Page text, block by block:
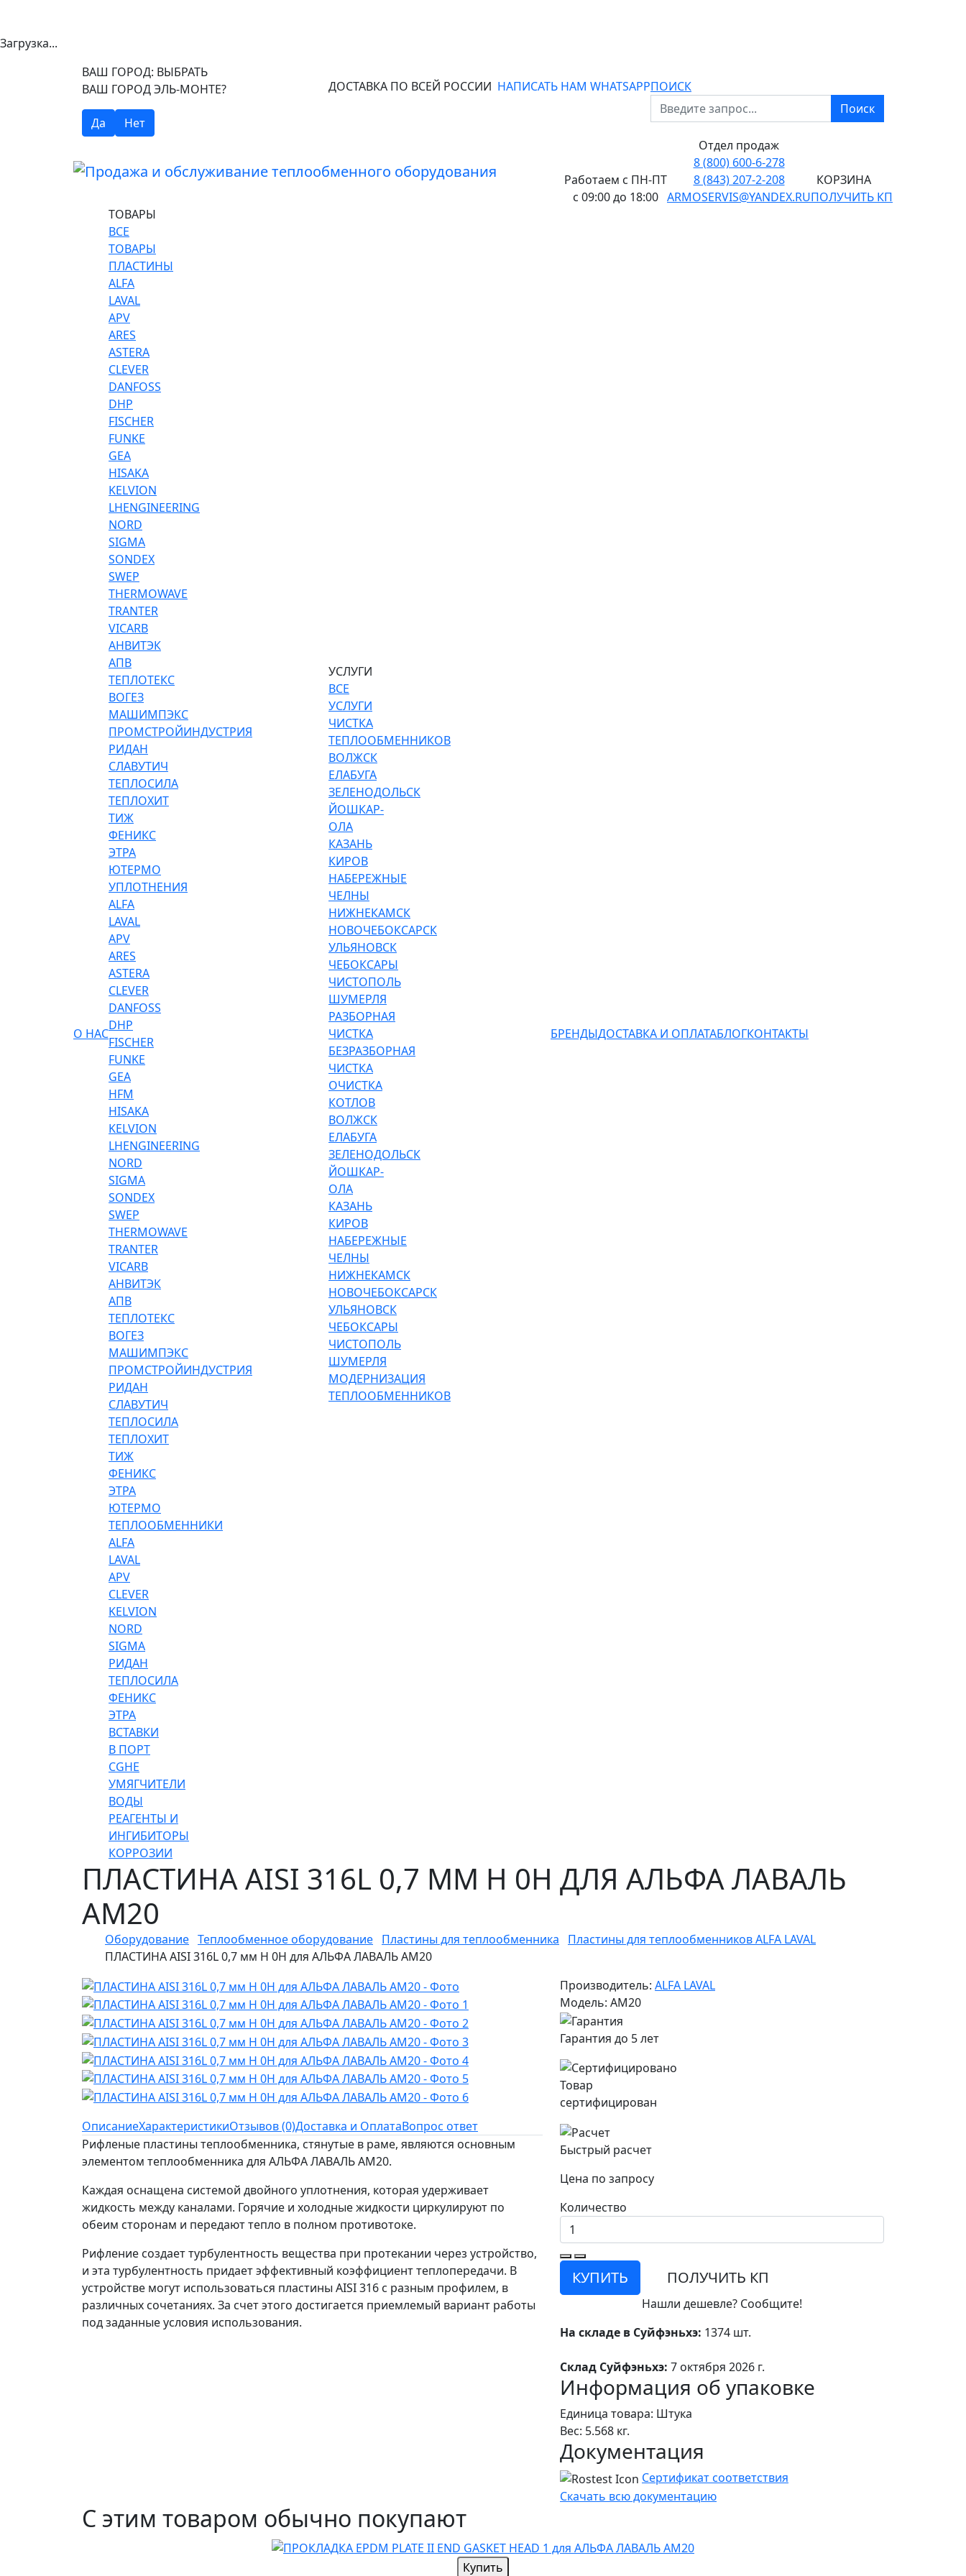
Загрузка...
ВАШ ГОРОД: ВЫБРАТЬ
ВАШ ГОРОД ЭЛЬ-МОНТЕ?
Да Нет
ДОСТАВКА ПО ВСЕЙ РОССИИ НАПИСАТЬ НАМ WHATSAPPПОИСК
Поиск
Работаем с ПН-ПТ
с 09:00 до 18:00
Отдел продаж
8 (800) 600-6-278
8 (843) 207-2-208
ARMOSERVIS@YANDEX.RU
КОРЗИНА
ПОЛУЧИТЬ КП
О НАС
ТОВАРЫ
ВСЕ
ТОВАРЫ
ПЛАСТИНЫ
ALFA
LAVAL
APV
ARES
ASTERA
CLEVER
DANFOSS
DHP
FISCHER
FUNKE
GEA
HISAKA
KELVION
LHENGINEERING
NORD
SIGMA
SONDEX
SWEP
THERMOWAVE
TRANTER
VICARB
АНВИТЭК
АПВ
ТЕПЛОТЕКС
ВОГЕЗ
МАШИМПЭКС
ПРОМСТРОЙИНДУСТРИЯ
РИДАН
СЛАВУТИЧ
ТЕПЛОСИЛА
ТЕПЛОХИТ
ТИЖ
ФЕНИКС
ЭТРА
ЮТЕРМО
УПЛОТНЕНИЯ
ALFA
LAVAL
APV
ARES
ASTERA
CLEVER
DANFOSS
DHP
FISCHER
FUNKE
GEA
HFM
HISAKA
KELVION
LHENGINEERING
NORD
SIGMA
SONDEX
SWEP
THERMOWAVE
TRANTER
VICARB
АНВИТЭК
АПВ
ТЕПЛОТЕКС
ВОГЕЗ
МАШИМПЭКС
ПРОМСТРОЙИНДУСТРИЯ
РИДАН
СЛАВУТИЧ
ТЕПЛОСИЛА
ТЕПЛОХИТ
ТИЖ
ФЕНИКС
ЭТРА
ЮТЕРМО
ТЕПЛООБМЕННИКИ
ALFA
LAVAL
APV
CLEVER
KELVION
NORD
SIGMA
РИДАН
ТЕПЛОСИЛА
ФЕНИКС
ЭТРА
ВСТАВКИ
В ПОРТ
CGHE
УМЯГЧИТЕЛИ
ВОДЫ
РЕАГЕНТЫ И
ИНГИБИТОРЫ
КОРРОЗИИ
УСЛУГИ
ВСЕ
УСЛУГИ
ЧИСТКА
ТЕПЛООБМЕННИКОВ
ВОЛЖСК
ЕЛАБУГА
ЗЕЛЕНОДОЛЬСК
ЙОШКАР-
ОЛА
КАЗАНЬ
КИРОВ
НАБЕРЕЖНЫЕ
ЧЕЛНЫ
НИЖНЕКАМСК
НОВОЧЕБОКСАРСК
УЛЬЯНОВСК
ЧЕБОКСАРЫ
ЧИСТОПОЛЬ
ШУМЕРЛЯ
РАЗБОРНАЯ
ЧИСТКА
БЕЗРАЗБОРНАЯ
ЧИСТКА
ОЧИСТКА
КОТЛОВ
ВОЛЖСК
ЕЛАБУГА
ЗЕЛЕНОДОЛЬСК
ЙОШКАР-
ОЛА
КАЗАНЬ
КИРОВ
НАБЕРЕЖНЫЕ
ЧЕЛНЫ
НИЖНЕКАМСК
НОВОЧЕБОКСАРСК
УЛЬЯНОВСК
ЧЕБОКСАРЫ
ЧИСТОПОЛЬ
ШУМЕРЛЯ
МОДЕРНИЗАЦИЯ
ТЕПЛООБМЕННИКОВ
БРЕНДЫДОСТАВКА И ОПЛАТАБЛОГКОНТАКТЫ
ПЛАСТИНА AISI 316L 0,7 ММ H 0H ДЛЯ АЛЬФА ЛАВАЛЬ
AM20
Оборудование Теплообменное оборудование Пластины для теплообменника
Пластины для теплообменников ALFA LAVAL
ПЛАСТИНА AISI 316L 0,7 мм H 0H для АЛЬФА ЛАВАЛЬ AM20
ОписаниеХарактеристикиОтзывов (0)Доставка и ОплатаВопрос ответ
Рифленые пластины теплообменника, стянутые в раме, являются основным
элементом теплообменника для АЛЬФА ЛАВАЛЬ AM20.
Каждая оснащена системой двойного уплотнения, которая удерживает
жидкость между каналами. Горячие и холодные жидкости циркулируют по
обеим сторонам и передают тепло в полном противотоке.
Рифление создает турбулентность вещества при протекании через устройство,
и эта турбулентность придает эффективный коэффициент теплопередачи. В
устройстве могут использоваться пластины AISI 316 с разным профилем, в
различных сочетаниях. За счет этого достигается приемлемый вариант работы
под заданные условия использования.
Производитель: ALFA LAVAL
Модель: AM20
Гарантия до 5 лет
Товар
сертифицирован
Быстрый расчет
Цена по запросу
Количество
КУПИТЬ ПОЛУЧИТЬ КП
Нашли дешевле? Сообщите!
На складе в Суйфэньхэ: 1374 шт.
Склад Суйфэньхэ: 7 октября 2026 г.
Информация об упаковке
Единица товара: Штука
Вес: 5.568 кг.
Документация
Сертификат соответствия
Скачать всю документацию
С этим товаром обычно покупают
Купить